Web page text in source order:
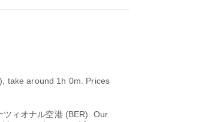
take around 1h 0m. Prices
ィオナル空港 (BER). Our